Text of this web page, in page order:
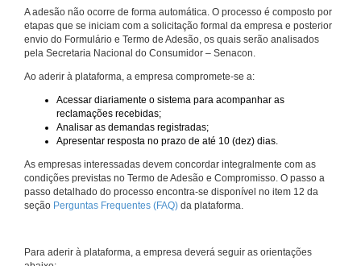
A adesão não ocorre de forma automática. O processo é composto por
etapas que se iniciam com a solicitação formal da empresa e posterior
envio do Formulário e Termo de Adesão, os quais serão analisados
pela Secretaria Nacional do Consumidor – Senacon.
Ao aderir à plataforma, a empresa compromete-se a:
Acessar diariamente o sistema para acompanhar as
reclamações recebidas;
Analisar as demandas registradas;
Apresentar resposta no prazo de até 10 (dez) dias.
As empresas interessadas devem concordar integralmente com as
condições previstas no Termo de Adesão e Compromisso. O passo a
passo detalhado do processo encontra-se disponível no item 12 da
seção Perguntas Frequentes (FAQ) da plataforma.
Para aderir à plataforma, a empresa deverá seguir as orientações